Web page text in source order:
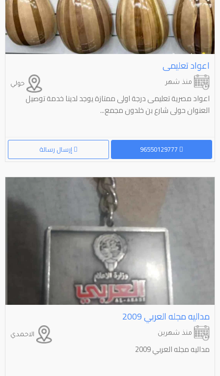
اعواد تعليمى
حولي منذ شهر
اعواد مصرية تعليمى درجة اولى ممتازة يوجد لدينا خدمة توصيل
العنوان حولى شارع بن خلدون مجمع...
إرسال رسالة
مداليه مجله العربي 2009
الاحمدي منذ شهرين
مداليه مجله العربي 2009